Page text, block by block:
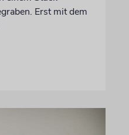
Erst mit dem